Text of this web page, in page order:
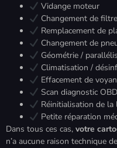
Vidange moteur
Changement de
Remplacement de
Changement de
Géométrie /
Climatisation /
Effacement de
Scan diagnostic
Réinitialisation de la
Petite réparation
Dans tous ces cas, votre
n’a aucune raison technique